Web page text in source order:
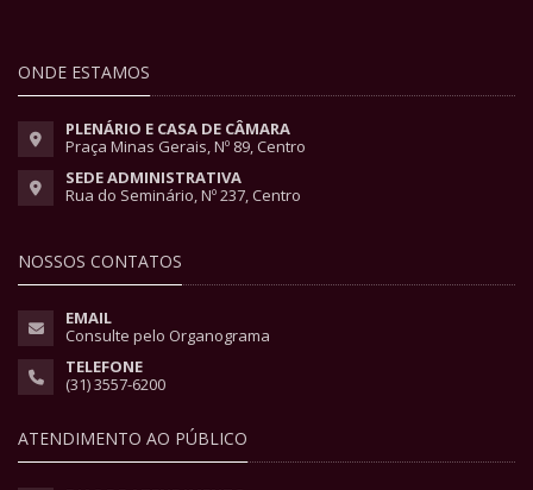
ONDE ESTAMOS
PLENÁRIO E CASA DE CÂMARA
Praça Minas Gerais, Nº 89, Centro
SEDE ADMINISTRATIVA
Rua do Seminário, Nº 237, Centro
NOSSOS CONTATOS
EMAIL
Consulte pelo Organograma
TELEFONE
(31) 3557-6200
ATENDIMENTO AO PÚBLICO